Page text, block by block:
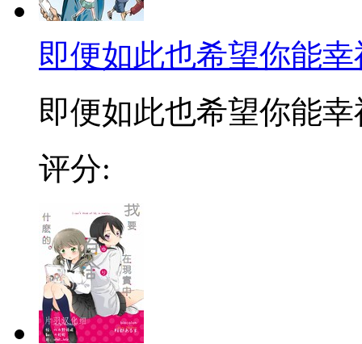
即便如此也希望你能幸
即便如此也希望你能
评分: